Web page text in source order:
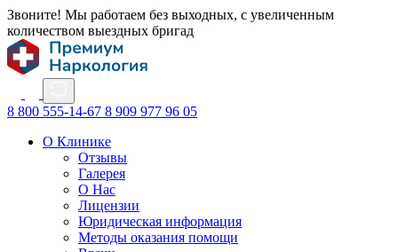
Звоните! Мы работаем без выходных, с увеличенным
количеством выездных бригад
8 800 555-14-67 8 909 977 96 05
О Клинике
Отзывы
Галерея
О Нас
Лицензии
Юридическая информация
Методы оказания помощи